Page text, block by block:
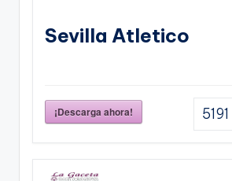
Sevilla Atletico
¡Descarga ahora! 5191